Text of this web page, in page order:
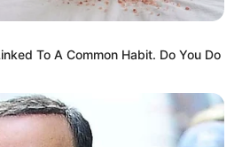
To A Common Habit. Do You Do